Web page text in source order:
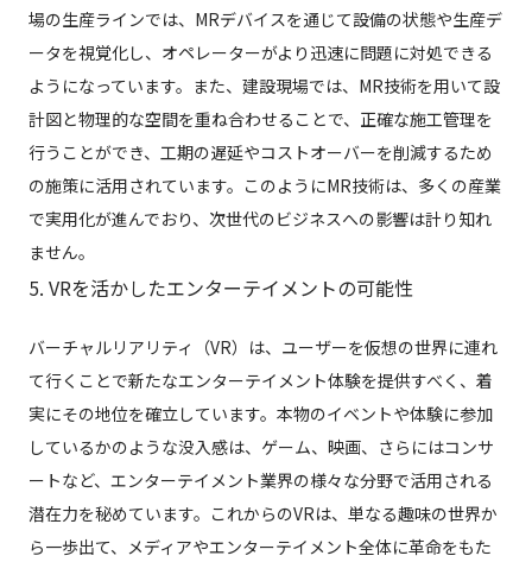
場の生産ラインでは、MRデバイスを通じて設備の状態や生産デ
ータを視覚化し、オペレーターがより迅速に問題に対処できる
ようになっています。また、建設現場では、MR技術を用いて設
計図と物理的な空間を重ね合わせることで、正確な施工管理を
行うことができ、工期の遅延やコストオーバーを削減するため
の施策に活用されています。このようにMR技術は、多くの産業
で実用化が進んでおり、次世代のビジネスへの影響は計り知れ
ません。
5. VRを活かしたエンターテイメントの可能性
バーチャルリアリティ（VR）は、ユーザーを仮想の世界に連れ
て行くことで新たなエンターテイメント体験を提供すべく、着
実にその地位を確立しています。本物のイベントや体験に参加
しているかのような没入感は、ゲーム、映画、さらにはコンサ
ートなど、エンターテイメント業界の様々な分野で活用される
潜在力を秘めています。これからのVRは、単なる趣味の世界か
ら一歩出て、メディアやエンターテイメント全体に革命をもた